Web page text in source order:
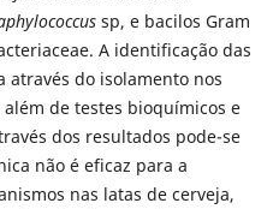
sp, e bacilos Gram
A identificação das
através do isolamento nos
de testes bioquímicos e
dos resultados pode-se
não é eficaz para a
nas latas de cerveja,